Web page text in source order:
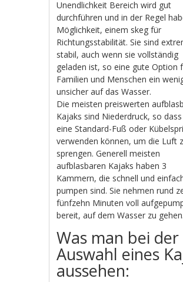
Unendlichkeit Bereich wird gut
durchführen und in der Regel
Möglichkeit, einem skeg für
Richtungsstabilität. Sie sind
stabil, auch wenn sie vollständig
geladen ist, so eine gute Option
Familien und Menschen ein
unsicher auf das Wasser.
Die meisten preiswerten
Kajaks sind Niederdruck, so dass
eine Standard-Fuß oder
verwenden können, um die Luft
sprengen. Generell meisten
aufblasbaren Kajaks haben 3
Kammern, die schnell und
pumpen sind. Sie nehmen rund
fünfzehn Minuten voll
bereit, auf dem Wasser zu gehen.
Was man bei der
Auswahl eines
aussehen: